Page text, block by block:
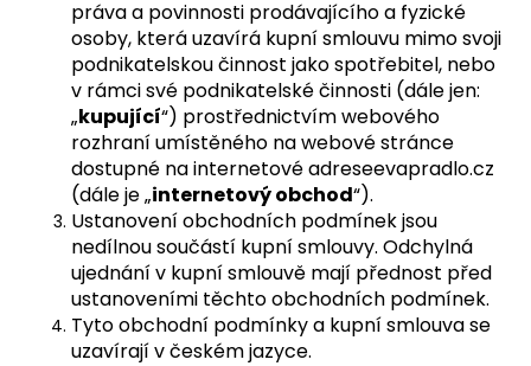
práva a povinnosti prodávajícího a fyzické
osoby, která uzavírá kupní smlouvu mimo svoji
podnikatelskou činnost jako spotřebitel, nebo
v rámci své podnikatelské činnosti (dále jen:
„kupující“) prostřednictvím webového
rozhraní umístěného na webové stránce
dostupné na internetové adreseevapradlo.cz
(dále je „internetový obchod“).
Ustanovení obchodních podmínek jsou
nedílnou součástí kupní smlouvy. Odchylná
ujednání v kupní smlouvě mají přednost před
ustanoveními těchto obchodních podmínek.
Tyto obchodní podmínky a kupní smlouva se
uzavírají v českém jazyce.
HLEDAT